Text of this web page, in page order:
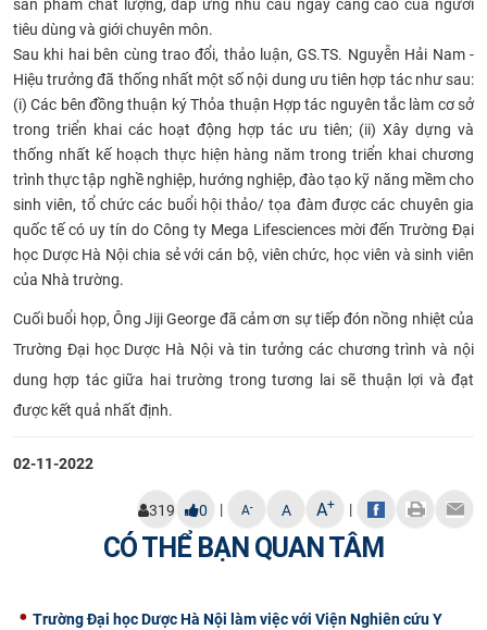
sản phẩm chất lượng, đáp ứng nhu cầu ngày càng cao của người
tiêu dùng và giới chuyên môn.
Sau khi hai bên cùng trao đổi, thảo luận, GS.TS. Nguyễn Hải Nam -
Hiệu trưởng đã thống nhất một số nội dung ưu tiên hợp tác như sau:
(i) Các bên đồng thuận ký Thỏa thuận Hợp tác nguyên tắc làm cơ sở
trong triển khai các hoạt động hợp tác ưu tiên; (ii) Xây dựng và
thống nhất kế hoạch thực hiện hàng năm trong triển khai chương
trình thực tập nghề nghiệp, hướng nghiệp, đào tạo kỹ năng mềm cho
sinh viên, tổ chức các buổi hội thảo/ tọa đàm được các chuyên gia
quốc tế có uy tín do Công ty Mega Lifesciences mời đến Trường Đại
học Dược Hà Nội chia sẻ với cán bộ, viên chức, học viên và sinh viên
của Nhà trường.
Cuối buổi họp, Ông Jiji George đã cảm ơn sự tiếp đón nồng nhiệt của
Trường Đại học Dược Hà Nội và tin tưởng các chương trình và nội
dung hợp tác giữa hai trường trong tương lai sẽ thuận lợi và đạt
được kết quả nhất định.
02-11-2022
319 0 | A- A A+ |
CÓ THỂ BẠN QUAN TÂM
Trường Đại học Dược Hà Nội làm việc với Viện Nghiên cứu Y